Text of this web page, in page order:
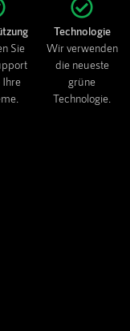
Sie
Ihre
Technologie
Wir verwenden
die neueste
grüne
Technologie.